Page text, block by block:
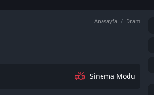
Anasayfa Dram
Sinema Modu